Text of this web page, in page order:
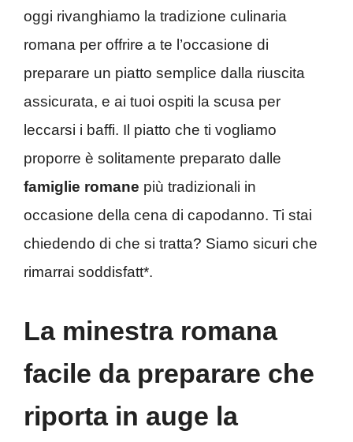
oggi rivanghiamo la tradizione culinaria
romana per offrire a te l’occasione di
preparare un piatto semplice dalla riuscita
assicurata, e ai tuoi ospiti la scusa per
leccarsi i baffi. Il piatto che ti vogliamo
proporre è solitamente preparato dalle
famiglie romane più tradizionali in
occasione della cena di capodanno. Ti stai
chiedendo di che si tratta? Siamo sicuri che
rimarrai soddisfatt*.
La minestra romana
facile da preparare che
riporta in auge la